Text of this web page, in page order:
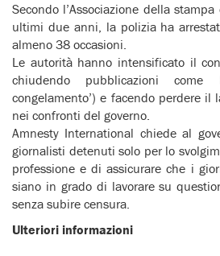
Secondo l’Associazione della
ultimi due anni, la polizia ha
almeno 38 occasioni.
Le autorità hanno intensificato il
chiudendo pubblicazioni come
congelamento’) e facendo perdere il
nei confronti del governo.
Amnesty International chiede al
giornalisti detenuti solo per lo
professione e di assicurare che i
siano in grado di lavorare su
senza subire censura.
Ulteriori informazioni